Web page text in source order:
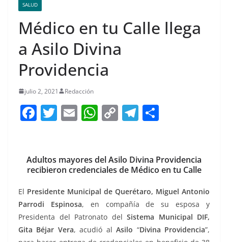
SALUD
Médico en tu Calle llega
a Asilo Divina
Providencia
julio 2, 2021 Redacción
F
e
b
o
o
k
T
er
E
l
W
s
A
p
p
C
y
Li
n
k
T
gr
a
m
e
Adultos mayores del Asilo Divina Providencia
recibieron credenciales de Médico en tu Calle
El Presidente Municipal de Querétaro, Miguel Antonio
Parrodi Espinosa, en compañía de su esposa y
Presidenta del Patronato del Sistema Municipal DIF,
Gita Béjar Vera, acudió alAsilo “Divina Providencia”,